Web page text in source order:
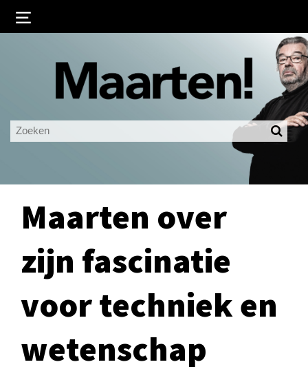
Ingelogd blijven
LOGIN
Maarten over
zijn fascinatie
voor techniek en
wetenschap